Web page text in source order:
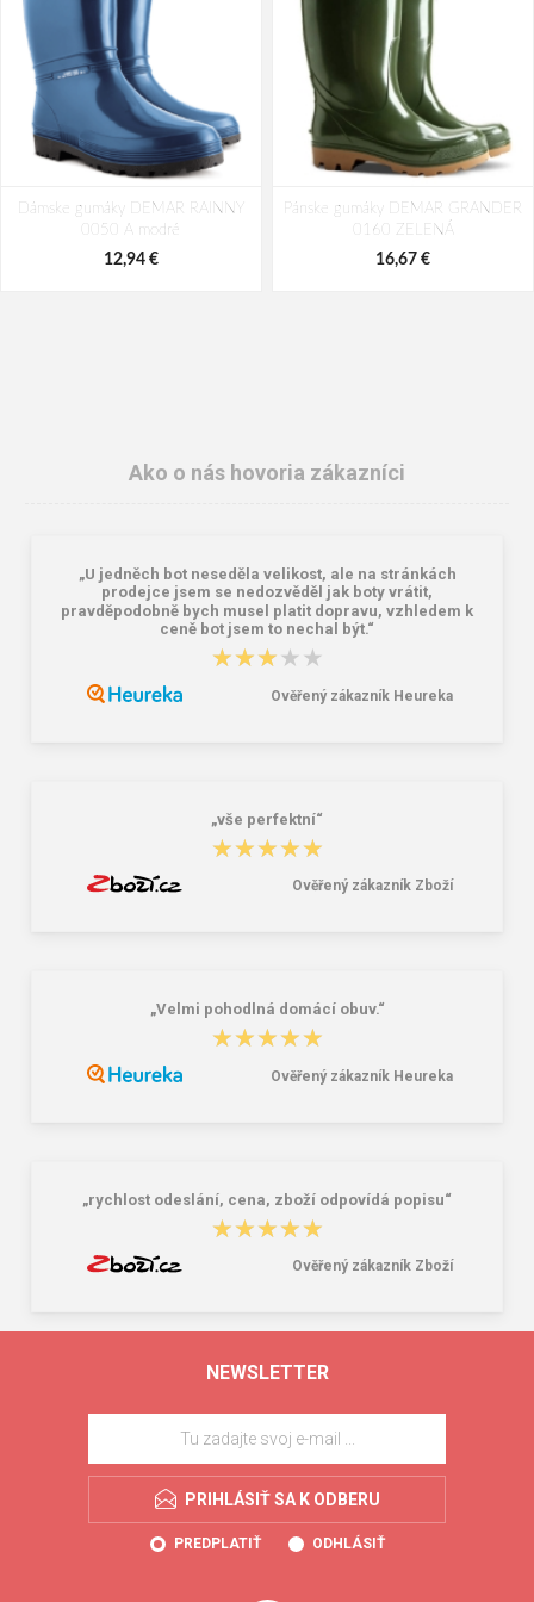
Dámske gumáky DEMAR RAINNY
0050 A modré
12,94 €
Pánske gumáky DEMAR GRANDER
0160 ZELENÁ
16,67 €
Pánske gumáky DEMAR GRANDER
0162 čierna
Dámske gumáky DEMAR HAWAI
LADY 0075 čierna
Ako o nás hovoria zákazníci
„U jedněch bot neseděla velikost, ale na stránkách
prodejce jsem se nedozvěděl jak boty vrátit,
pravděpodobně bych musel platit dopravu, vzhledem k
ceně bot jsem to nechal být.“
★★★★★
★★★★★
Ověřený zákazník Heureka
„vše perfektní“
★★★★★
★★★★★
Ověřený zákazník Zboží
„Velmi pohodlná domácí obuv.“
★★★★★
★★★★★
Ověřený zákazník Heureka
„rychlost odeslání, cena, zboží odpovídá popisu“
★★★★★
★★★★★
Ověřený zákazník Zboží
NEWSLETTER
PRIHLÁSIŤ SA K ODBERU
PREDPLATIŤ ODHLÁSIŤ